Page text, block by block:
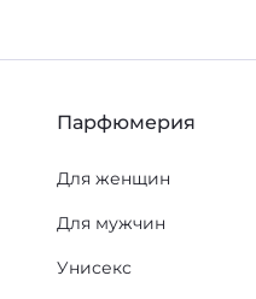
Парфюмерия
Для женщин
Для мужчин
Унисекс